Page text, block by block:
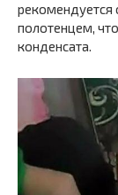
рекомендуется
полотенцем,
конденсата.